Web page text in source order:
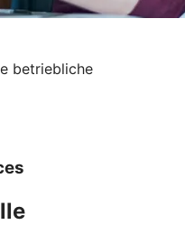
betriebliche